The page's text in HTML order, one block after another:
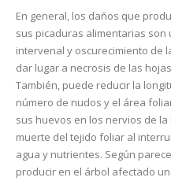
En general, los daños que
sus picaduras alimentarias son
intervenal y oscurecimiento de
dar lugar a necrosis de las
También, puede reducir la
número de nudos y el área
sus huevos en los nervios de
muerte del tejido foliar al
agua y nutrientes. Según
producir en el árbol afectado